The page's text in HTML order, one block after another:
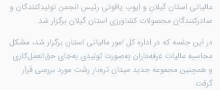
مالیاتی استان گیلان و ایوب یاقوتی رئیس انجمن تولیدکنندگان و
صادرکنندگان محصولات کشاورزی استان گیلان برگزار شد.
در این جلسه که در اداره کل امور مالیاتی استان برگزار شد، مشکل
محاسبه مالیات غرفه‌داران به‌صورت تولیدی به‌جای حق‌العمل‌کاری
و همچنین مجموعه جدید میدان تره‌بار رشت مورد بررسی قرار
گرفت.